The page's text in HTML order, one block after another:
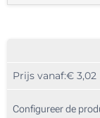
20
Prijs vanaf:€ 3,02
Configureer de